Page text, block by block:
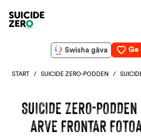
Swisha gåva Ge
START / SUICIDE ZERO-PODDEN /
SUICIDE ZERO-
ARVE FRONTAR